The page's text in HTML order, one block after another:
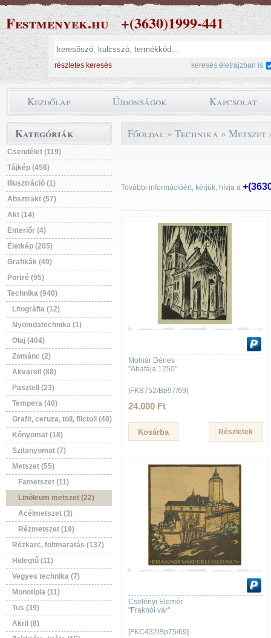
Festmenyek.hu +(3630)1999-441
részletes keresés keresés életrajzban is
Kezdőlap Újdonságok Kapcsolat
Kategóriák
Csendélet (119)
Tájkép (456)
Illusztráció (1)
Absztrakt (57)
Akt (14)
Enteriőr (4)
Életkép (205)
Grafikák (49)
Portré (95)
Technika (940)
Litográfia (12)
Nyomdatechnika (1)
Olaj (404)
Zománc (2)
Akvarell (88)
Pasztell (23)
Tempera (40)
Grafit, ceruza, toll, filctoll (48)
Kőnyomat (18)
Szitanyomat (7)
Metszet (55)
Fametszet (11)
Linóleum metszet (22)
Acélmetszet (3)
Rézmetszet (19)
Rézkarc, foltmaratás (137)
Hidegtű (11)
Vegyes technika (7)
Monotípia (11)
Tus (39)
Akril (8)
Főoldal » Technika » Metszet
További információért, kérjük, hívja a
Molnár Dénes
"Abafája 1250"
[FKB752/Bp97/69]
24.000 Ft
Részletek
Cselényi Elemér
"Fraknói vár"
[FKC432/Bp75/69]